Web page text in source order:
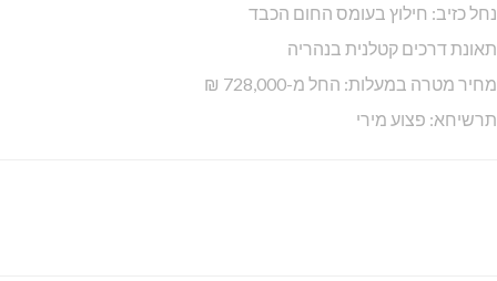
נחל כזיב: חילוץ בעומס החום הכבד
תאונת דרכים קטלנית בנהריה
מחיר מטרה במעלות: החל מ-728,000 ₪
תרשיחא: פצוע מירי